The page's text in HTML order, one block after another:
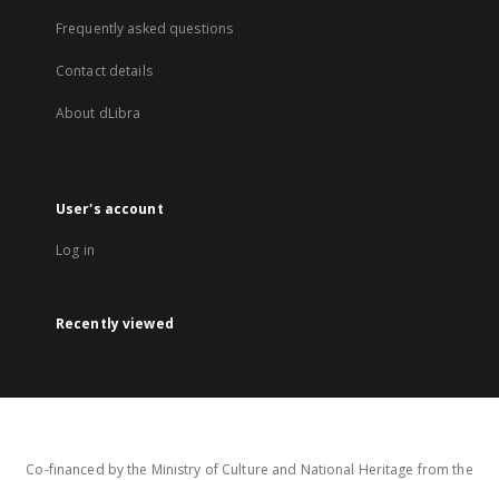
Frequently asked questions
Contact details
About dLibra
User's account
Log in
Recently viewed
Co-financed by the Ministry of Culture and National Heritage from the